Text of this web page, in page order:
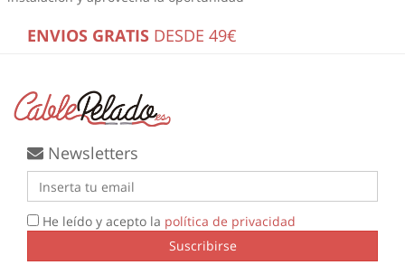
ENVIOS GRATIS DESDE 49€
Newsletters
He leído y acepto la política de privacidad
Suscribirse